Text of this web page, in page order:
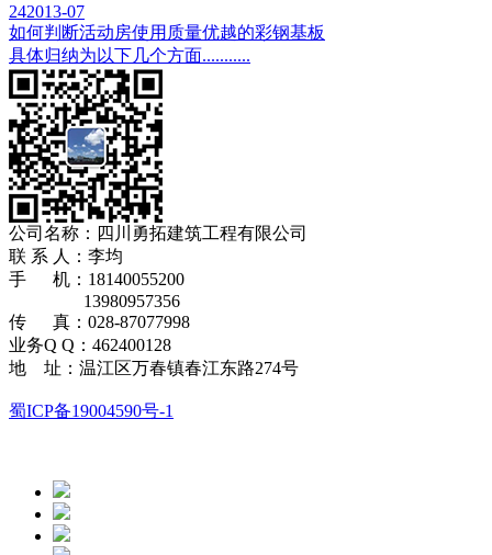
242013-07
如何判断活动房使用质量优越的彩钢基板
具体归纳为以下几个方面...........
公司名称：四川勇拓建筑工程有限公司
​联 系 人：李均
手 机：18140055200
13980957356
传 真：028-87077998
业务Q Q：462400128
地 址：温江区万春镇春江东路274号
蜀ICP备19004590号-1